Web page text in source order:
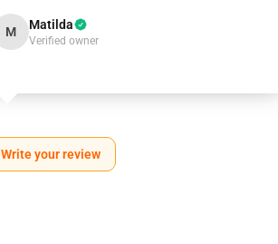
M Matilda
Verified owner
Write your review